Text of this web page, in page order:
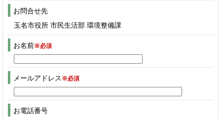
お問合せ先
玉名市役所 市民生活部 環境整備課
お名前※必須
メールアドレス ※必須
お電話番号